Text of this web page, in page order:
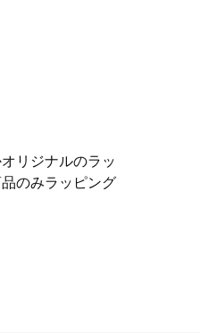
リジナルのラッ
のみラッピング